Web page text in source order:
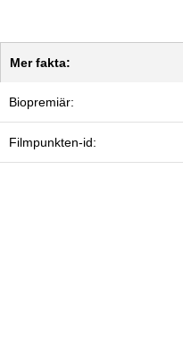
Mer fakta:
Biopremiär:
Filmpunkten-id: